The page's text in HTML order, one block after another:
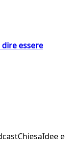
essere
ChiesaIdee e